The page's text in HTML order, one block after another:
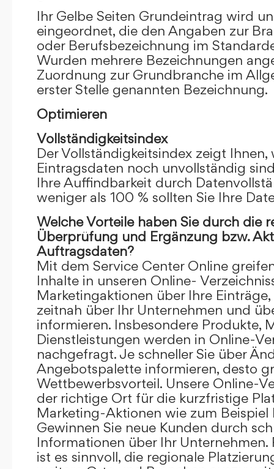
Ihr Gelbe Seiten Grundeintrag wird
eingeordnet, die den Angaben zur
oder Berufsbezeichnung im
Wurden mehrere Bezeichnungen
Zuordnung zur Grundbranche im
erster Stelle genannten Bezeichnung.
Optimieren
Vollständigkeitsindex
Der Vollständigkeitsindex zeigt
Eintragsdaten noch unvollständig
Ihre Auffindbarkeit durch
weniger als 100 % sollten Sie Ihre
Welche Vorteile haben Sie durch die
Überprüfung und Ergänzung bzw.
Auftragsdaten?
Mit dem Service Center Online
Inhalte in unseren Online-
Marketingaktionen über Ihre
zeitnah über Ihr Unternehmen und
informieren. Insbesondere Produkte,
Dienstleistungen werden in Online-
nachgefragt. Je schneller Sie über
Angebotspalette informieren, desto
Wettbewerbsvorteil. Unsere Online-
der richtige Ort für die kurzfristige
Marketing-Aktionen wie zum Beispiel
Gewinnen Sie neue Kunden durch
Informationen über Ihr Unternehmen.
ist es sinnvoll, die regionale